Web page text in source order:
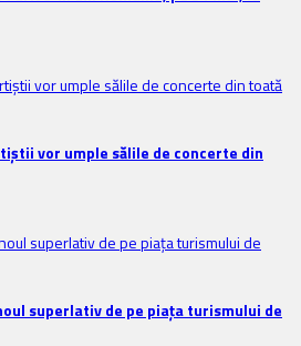
vor umple sălile de concerte din
superlativ de pe piața turismului de